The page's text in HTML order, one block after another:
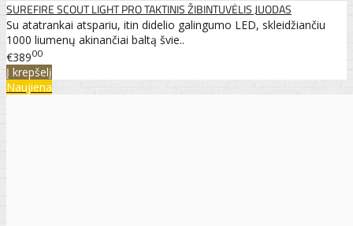
SUREFIRE SCOUT LIGHT PRO TAKTINIS ŽIBINTUVĖLIS JUODAS
Su atatrankai atspariu, itin didelio galingumo LED, skleidžiančiu
1000 liumenų akinančiai baltą švie..
€38900
Į krepšelį
Naujiena